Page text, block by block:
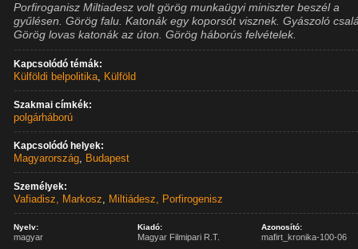
Porfiroganisz Miltiadesz volt görög munkaügyi miniszter beszél a
gyűlésen. Görög falu. Katonák egy koporsót visznek. Gyászoló
Görög lovas katonák az úton. Görög háborús felvételek.
Kapcsolódó témák:
Külföldi belpolitika, Külföld
Szakmai címkék:
polgárháború
Kapcsolódó helyek:
Magyarország, Budapest
Személyek:
Vafiadisz, Markosz, Miltiádesz, Porfirogenisz
Nyelv:
magyar
Kiadó:
Magyar Filmipari R.T.
Azonosító:
mafirt_kronika-100-06